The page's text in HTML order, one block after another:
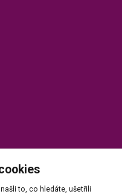
to, co hledáte, ušetřili